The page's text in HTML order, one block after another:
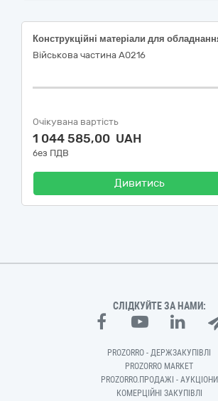
Військова частина А0216
Очікувана вартість
1 044 585,00 UAH
без ПДВ
Дивитись
СЛІДКУЙТЕ ЗА НАМИ:
PROZORRO - ДЕРЖЗАКУПІВЛІ
PROZORRO MARKET
PROZORRO.ПРОДАЖІ - АУКЦІОНИ
КОМЕРЦІЙНІ ЗАКУПІВЛІ